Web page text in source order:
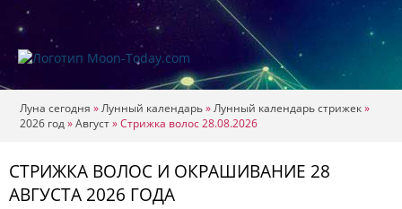
Луна сегодня »Лунный календарь»Лунный календарь стрижек»
2026 год»Август»Стрижка волос 28.08.2026
СТРИЖКА ВОЛОС И ОКРАШИВАНИЕ 28
АВГУСТА 2026 ГОДА